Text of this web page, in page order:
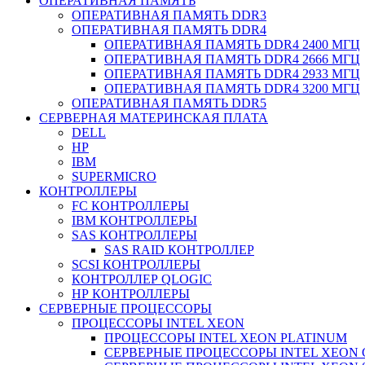
ОПЕРАТИВНАЯ ПАМЯТЬ DDR3
ОПЕРАТИВНАЯ ПАМЯТЬ DDR4
ОПЕРАТИВНАЯ ПАМЯТЬ DDR4 2400 МГЦ
ОПЕРАТИВНАЯ ПАМЯТЬ DDR4 2666 МГЦ
ОПЕРАТИВНАЯ ПАМЯТЬ DDR4 2933 МГЦ
ОПЕРАТИВНАЯ ПАМЯТЬ DDR4 3200 МГЦ
ОПЕРАТИВНАЯ ПАМЯТЬ DDR5
СЕРВЕРНАЯ МАТЕРИНСКАЯ ПЛАТА
DELL
HP
IBM
SUPERMICRO
КОНТРОЛЛЕРЫ
FC КОНТРОЛЛЕРЫ
IBM КОНТРОЛЛЕРЫ
SAS КОНТРОЛЛЕРЫ
SAS RAID КОНТРОЛЛЕР
SCSI КОНТРОЛЛЕРЫ
КОНТРОЛЛЕР QLOGIC
НР КОНТРОЛЛЕРЫ
СЕРВЕРНЫЕ ПРОЦЕССОРЫ
ПРОЦЕССОРЫ INTEL XEON
ПРОЦЕССОРЫ INTEL XEON PLATINUM
СЕРВЕРНЫЕ ПРОЦЕССОРЫ INTEL XEON